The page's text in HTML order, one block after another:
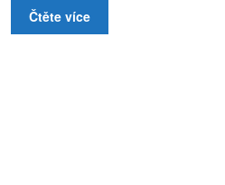
Čtěte více